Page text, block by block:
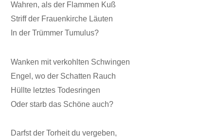
Wahren, als der Flammen Kuß
Striff der Frauenkirche Läuten
In der Trümmer Tumulus?
Wanken mit verkohlten Schwingen
Engel, wo der Schatten Rauch
Hüllte letztes Todesringen
Oder starb das Schöne auch?
Darfst der Torheit du vergeben,